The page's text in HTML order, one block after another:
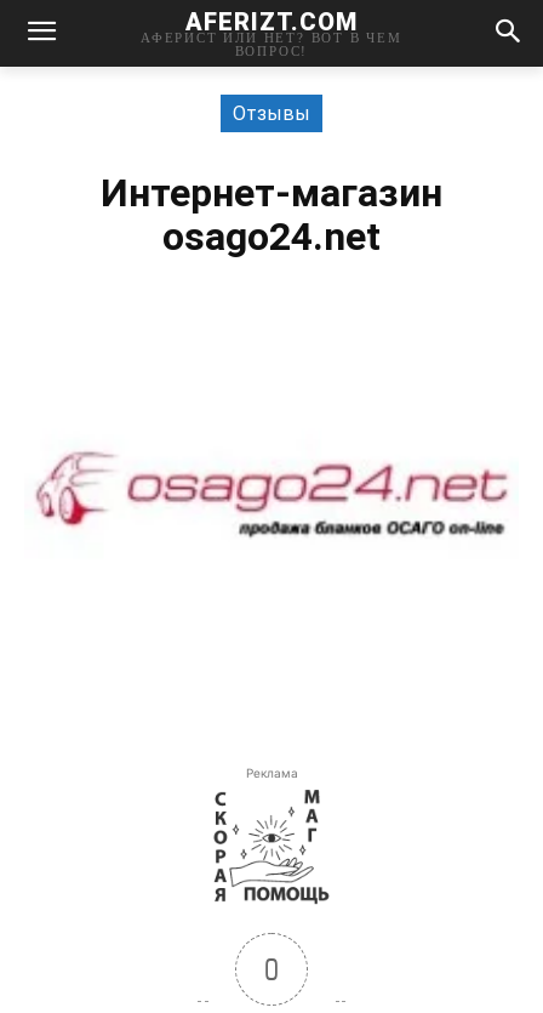
AFERIZT.COM
АФЕРИСТ ИЛИ НЕТ? ВОТ В ЧЕМ
ВОПРОС!
Отзывы
Интернет-магазин
osago24.net
Реклама
0